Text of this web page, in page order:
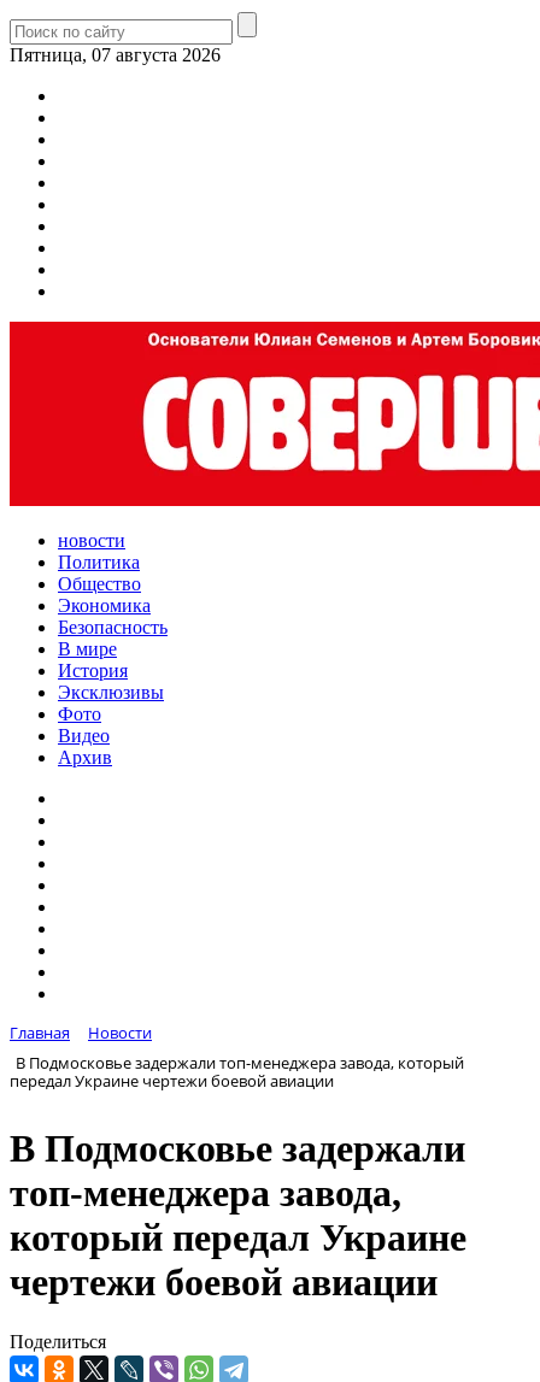
Пятница, 07 августа 2026
новости
Политика
Общество
Экономика
Безопасность
В мире
История
Эксклюзивы
Фото
Видео
Архив
Главная
Новости
В Подмосковье задержали топ-менеджера завода, который
передал Украине чертежи боевой авиации
В Подмосковье задержали
топ-менеджера завода,
который передал Украине
чертежи боевой авиации
Поделиться